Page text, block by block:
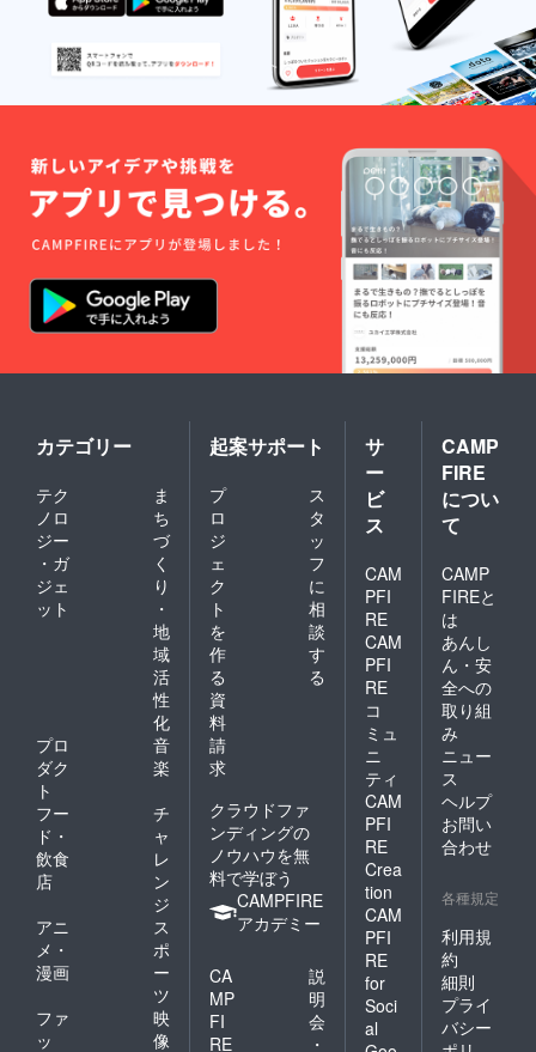
カテゴリー
テク
ノロ
ジー
・ガ
ジェ
ット
ま
ち
づ
く
り
・
地
域
活
性
化
プロ
ダク
ト
音
楽
フー
ド・
飲食
店
チ
ャ
レ
ン
ジ
アニ
メ・
漫画
ス
ポ
ー
ツ
ファ
ッ
映
像
起案サポート
プ
ロ
ジ
ェ
ク
ト
を
作
る
ス
タ
ッ
フ
に
相
談
す
る
資
料
請
求
クラウドファ
ンディングの
ノウハウを無
料で学ぼう
CAMPFIRE
アカデミー
CA
MP
FI
RE
説
明
会
・
サ
ー
ビ
ス
CAM
PFI
RE
CAM
PFI
RE
コ
ミュ
ニ
ティ
CAM
PFI
RE
Crea
tion
CAM
PFI
RE
for
Soci
al
CAMP
FIRE
につい
て
CAMP
FIREと
は
あんし
ん・安
全への
取り組
み
ニュー
ス
ヘルプ
お問い
合わせ
各種規定
利用規
約
細則
プライ
バシー